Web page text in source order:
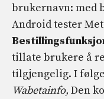
brukernavn: med
Android tester
tillate brukere å
tilgjengelig. I
Wabetainfo, Den